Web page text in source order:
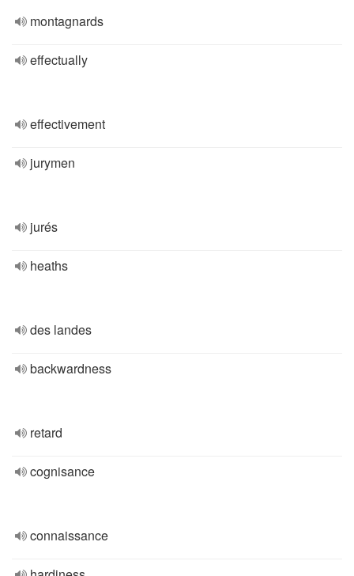
montagnards
effectually
effectivement
jurymen
jurés
heaths
des landes
backwardness
retard
cognisance
connaissance